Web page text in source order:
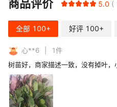
商品评价 5.0
全部 100+ 好评 100+
心**6 1件
树苗好，商家描述一致，没有掉叶，